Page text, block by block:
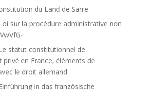
du Land de Sarre
Loi sur la procédure administrative non
Le statut constitutionnel de
privé en France, éléments de
le droit allemand
in das französische